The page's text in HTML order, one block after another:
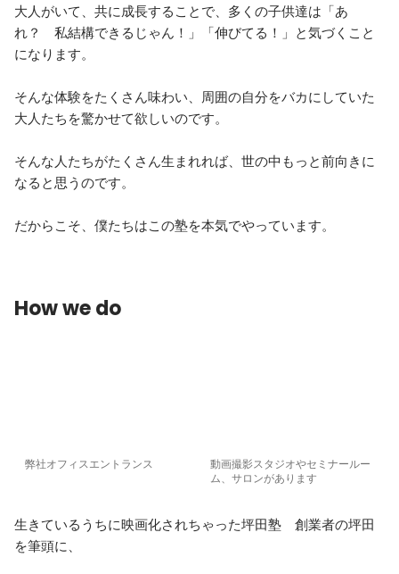
大人がいて、共に成長することで、多くの子供達は「あ
れ？　私結構できるじゃん！」「伸びてる！」と気づくこと
になります。
そんな体験をたくさん味わい、周囲の自分をバカにしていた
大人たちを驚かせて欲しいのです。
そんな人たちがたくさん生まれれば、世の中もっと前向きに
なると思うのです。
だからこそ、僕たちはこの塾を本気でやっています。
How we do
弊社オフィスエントランス
動画撮影スタジオやセミナールー
ム、サロンがあります
生きているうちに映画化されちゃった坪田塾　創業者の坪田
を筆頭に、